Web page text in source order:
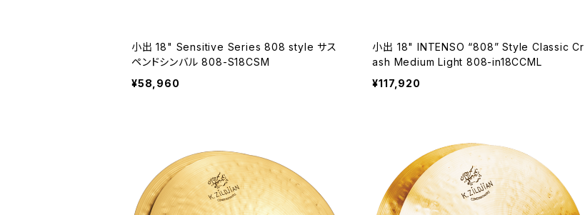
小出 18" Sensitive Series 808 style サス
ペンドシンバル 808-S18CSM
¥58,960
小出 18" INTENSO “808” Style Classic Cr
ash Medium Light 808-in18CCML
¥117,920